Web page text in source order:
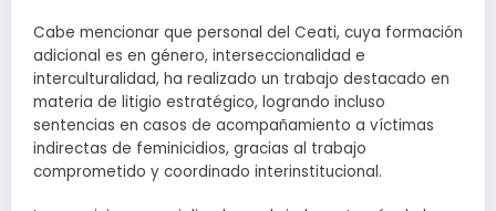
Cabe mencionar que personal del Ceati, cuya formación
adicional es en género, interseccionalidad e
interculturalidad, ha realizado un trabajo destacado en
materia de litigio estratégico, logrando incluso
sentencias en casos de acompañamiento a víctimas
indirectas de feminicidios, gracias al trabajo
comprometido y coordinado interinstitucional.